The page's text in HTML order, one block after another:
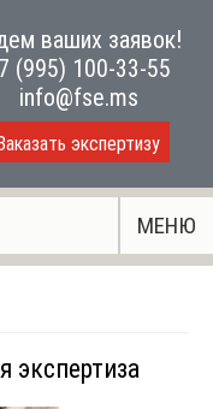
ваших заявок!
(995) 100-33-55
info@fse.ms
экспертизу
МЕНЮ
экспертиза